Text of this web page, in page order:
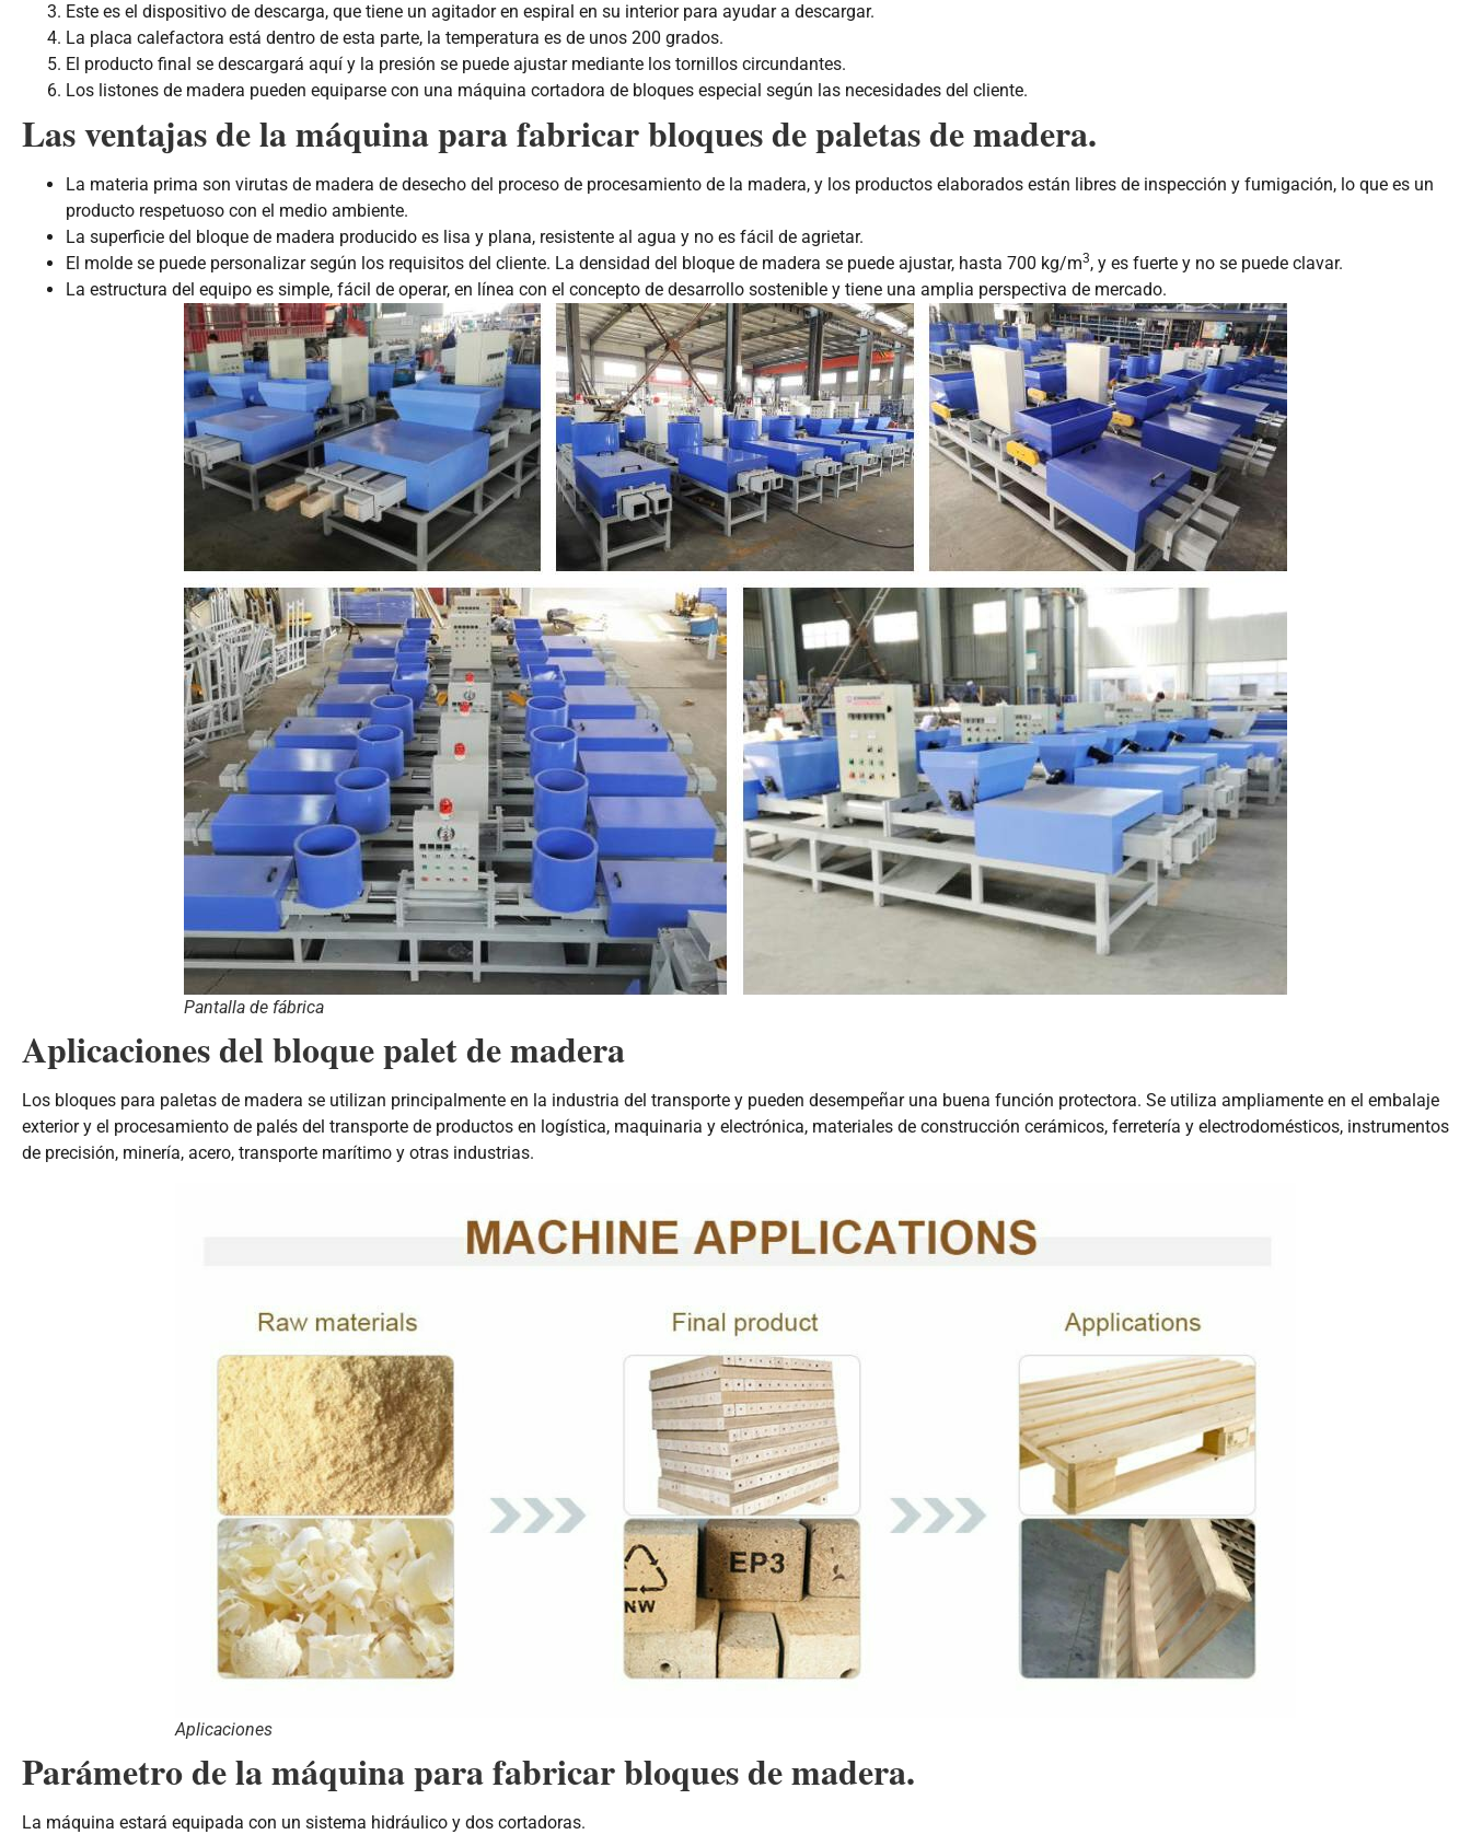
Este es el dispositivo de descarga, que tiene un agitador en espiral en su interior para ayudar a descargar.
La placa calefactora está dentro de esta parte, la temperatura es de unos 200 grados.
El producto final se descargará aquí y la presión se puede ajustar mediante los tornillos circundantes.
Los listones de madera pueden equiparse con una máquina cortadora de bloques especial según las necesidades del cliente.
Las ventajas de la máquina para fabricar bloques de paletas de madera.
La materia prima son virutas de madera de desecho del proceso de procesamiento de la madera, y los productos elaborados están libres de inspección y fumigación, lo que es un
producto respetuoso con el medio ambiente.
La superficie del bloque de madera producido es lisa y plana, resistente al agua y no es fácil de agrietar.
El molde se puede personalizar según los requisitos del cliente. La densidad del bloque de madera se puede ajustar, hasta 700 kg/m3, y es fuerte y no se puede clavar.
La estructura del equipo es simple, fácil de operar, en línea con el concepto de desarrollo sostenible y tiene una amplia perspectiva de mercado.
Pantalla de fábrica
Aplicaciones del bloque palet de madera
Los bloques para paletas de madera se utilizan principalmente en la industria del transporte y pueden desempeñar una buena función protectora. Se utiliza ampliamente en el embalaje
exterior y el procesamiento de palés del transporte de productos en logística, maquinaria y electrónica, materiales de construcción cerámicos, ferretería y electrodomésticos, instrumentos
de precisión, minería, acero, transporte marítimo y otras industrias.
Aplicaciones
Parámetro de la máquina para fabricar bloques de madera.
La máquina estará equipada con un sistema hidráulico y dos cortadoras.